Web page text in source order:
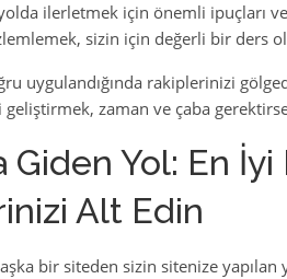
ilerletmek için önemli ipuçları
sizin için değerli bir ders
uygulandığında rakiplerinizi
zaman ve çaba
Giden Yol: En
Alt Edin
bir siteden sizin sitenize